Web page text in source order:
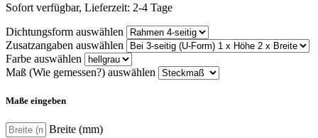
Sofort verfügbar, Lieferzeit: 2-4 Tage
Dichtungsform auswählen
Zusatzangaben auswählen
Farbe auswählen
Maß (Wie gemessen?) auswählen
Maße eingeben
Breite (mm)